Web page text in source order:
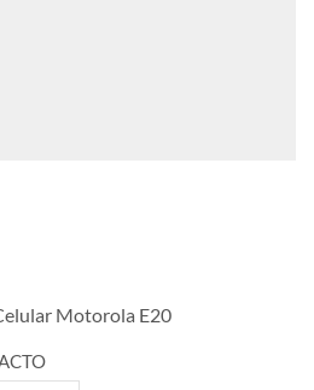
Motorola E20